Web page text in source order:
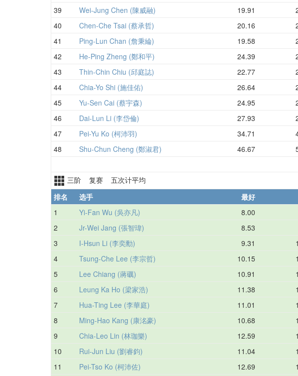
39 Wei-Jung Chen (陳威融) 19.91
40 Chen-Che Tsai (蔡承哲) 20.16
41 Ping-Lun Chan (詹秉綸) 19.58
42 He-Ping Zheng (鄭和平) 24.39
43 Thin-Chin Chiu (邱庭誌) 22.77
44 Chia-Yo Shi (施佳佑) 26.64
45 Yu-Sen Cai (蔡宇森) 24.95
46 Dai-Lun Li (李岱倫) 27.93
47 Pei-Yu Ko (柯沛羽) 34.71
48 Shu-Chun Cheng (鄭淑君) 46.67
三阶 复赛 五次计平均
排名
选手 最好
1
Yi-Fan Wu (吳亦凡) 8.00
2 Jr-Wei Jang (張智瑋) 8.53
3 I-Hsun Li (李奕勳) 9.31
4 Tsung-Che Lee (李宗哲) 10.15
5 Lee Chiang (蔣礪) 10.91
6 Leung Ka Ho (梁家浩) 11.38
7 Hua-Ting Lee (李華庭) 11.01
8 Ming-Hao Kang (康洺豪) 10.68
9 Chia-Leo Lin (林珈樂) 12.59
10 Rui-Jun Liu (劉睿鈞) 11.04
11 Pei-Tso Ko (柯沛佐) 12.69